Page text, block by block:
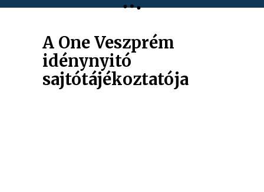
A One Veszprém
idénynyitó
sajtótájékoztatója